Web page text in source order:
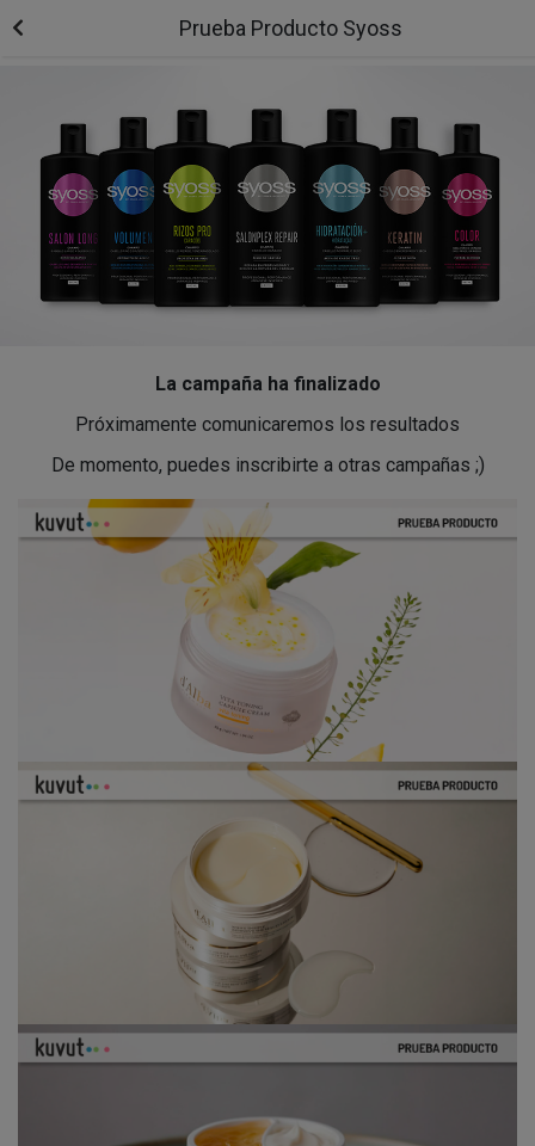
Prueba Producto Syoss
La campaña ha finalizado
Próximamente comunicaremos los resultados
De momento, puedes inscribirte a otras campañas ;)